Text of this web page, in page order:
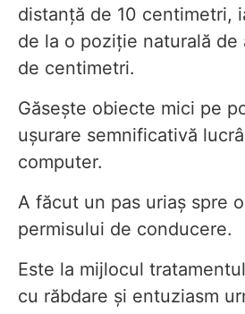
distanță de 10 centimetri,
de la o poziție naturală de
de centimetri.
Găsește obiecte mici pe
ușurare semnificativă
computer.
A făcut un pas uriaș spre
permisului de conducere.
Este la mijlocul
cu răbdare și entuziasm